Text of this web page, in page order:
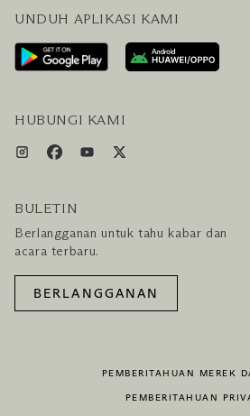
HUBUNGI KAMI
RENCANAKAN KUNJUNGAN ANDA
LAYANAN PENGUNJUNG & FASILITAS
PAKET LENGKAP HOTEL DAN
UNDUH APLIKASI KAMI
HUBUNGI KAMI
BULETIN
Berlangganan untuk tahu kabar dan
acara terbaru.
BERLANGGANAN
PEMBERITAHUAN MEREK
PEMBERITAHUAN